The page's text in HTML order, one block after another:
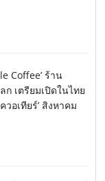
Coffee’ ร้าน
ก เตรียมเปิดในไทย
วอเทียร์’ สิงหาคม